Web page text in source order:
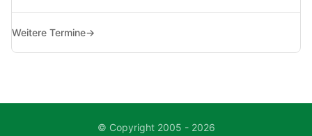
Weitere Termine→
© Copyright 2005 - 2026